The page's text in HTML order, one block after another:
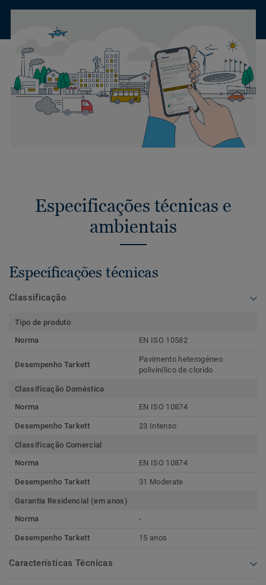
Especificações técnicas e
ambientais
Especificações técnicas
Classificação
Tipo de produto
Norma
EN ISO 10582
Desempenho Tarkett
Pavimento heterogéneo
polivinílico de clorido
Classificação Doméstica
Norma
EN ISO 10874
Desempenho Tarkett 23 Intenso
Classificação Comercial
Norma
EN ISO 10874
Desempenho Tarkett 31 Moderate
Garantia Residencial (em anos)
Norma
-
Desempenho Tarkett 15 anos
Características Técnicas